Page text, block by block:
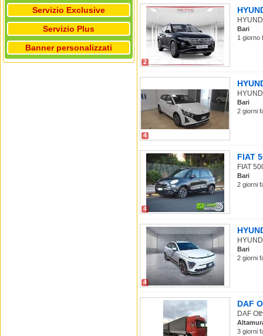
Servizio Exclusive
Servizio Plus
Banner personalizzati
2
Bari
1 giorno
4
Bari
2 giorni
4
FIAT
FIAT
Bari
2 giorni
4
Bari
2 giorni
DAF
DAF
3 giorni